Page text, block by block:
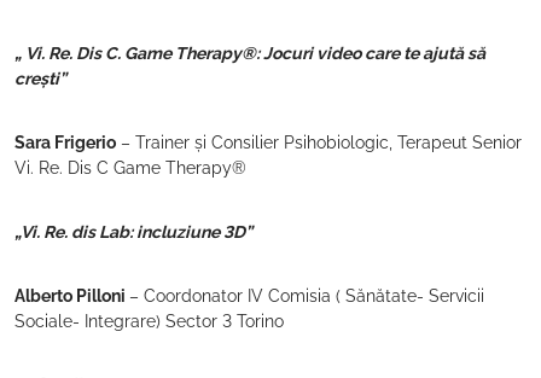
„ Vi. Re. Dis C. Game Therapy®: Jocuri video care te ajută să
crești”
Sara Frigerio – Trainer și Consilier Psihobiologic, Terapeut Senior
Vi. Re. Dis C Game Therapy®
„Vi. Re. dis Lab: incluziune 3D”
Alberto Pilloni – Coordonator IV Comisia ( Sănătate- Servicii
Sociale- Integrare) Sector 3 Torino